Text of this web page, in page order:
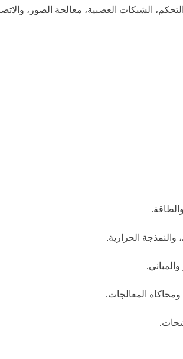
الشبكات العصبية، معالجة الصور،
والنمذجة الحرارية.
المعالجات.